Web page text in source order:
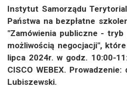
Instytut Samorządu
Państwa na bezpłatne
"Zamówienia publiczne - tryb
możliwością negocjacji",
lipca 2024r. w godz. 10:00-
CISCO WEBEX.
Lubiszewski.